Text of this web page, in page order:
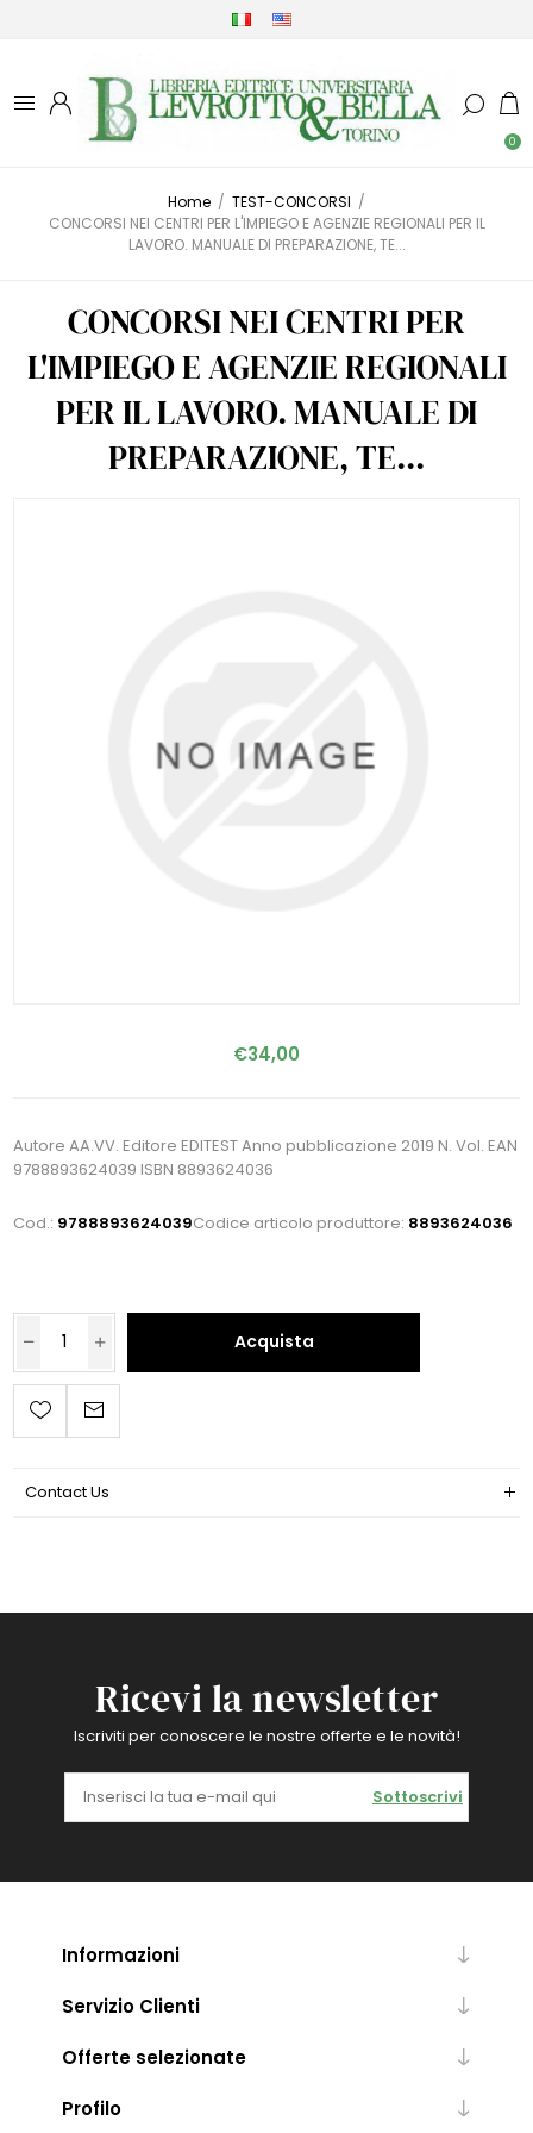
0
Home / TEST-CONCORSI /
CONCORSI NEI CENTRI PER L'IMPIEGO E AGENZIE REGIONALI PER IL
LAVORO. MANUALE DI PREPARAZIONE, TE...
CONCORSI NEI CENTRI PER
L'IMPIEGO E AGENZIE REGIONALI
PER IL LAVORO. MANUALE DI
PREPARAZIONE, TE...
€34,00
Autore AA.VV. Editore EDITEST Anno pubblicazione 2019 N. Vol. EAN
9788893624039 ISBN 8893624036
Cod.: 9788893624039Codice articolo produttore: 8893624036
Acquista
Contact Us
Ricevi la newsletter
Iscriviti per conoscere le nostre offerte e le novità!
Sottoscrivi
Informazioni
Servizio Clienti
Offerte selezionate
Profilo